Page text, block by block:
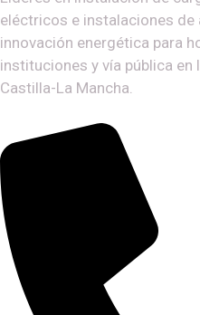
eléctricos e instalaciones
innovación energética para
instituciones y vía pública
Castilla-La Mancha.